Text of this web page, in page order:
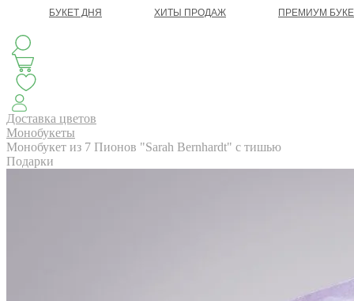
БУКЕТ ДНЯ ХИТЫ ПРОДАЖ ПРЕМИУМ
АВТОРСКИЕ БУКЕТЫ
Доставка цветов
Монобукеты
Монобукет из 7 Пионов "Sarah Bernhardt" с тишью
Подарки